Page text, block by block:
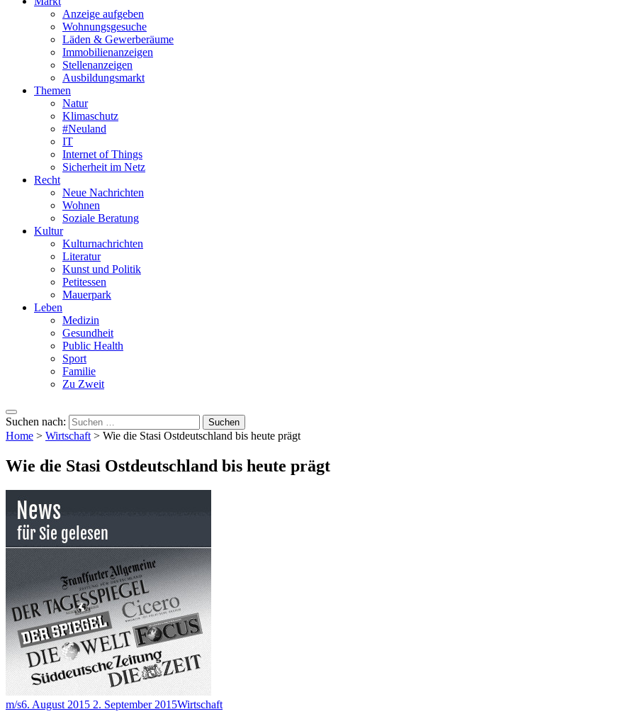
Anzeige aufgeben
Wohnungsgesuche
Läden & Gewerberäume
Immobilienanzeigen
Stellenanzeigen
Ausbildungsmarkt
Themen
Natur
Klimaschutz
#Neuland
IT
Internet of Things
Sicherheit im Netz
Recht
Neue Nachrichten
Wohnen
Soziale Beratung
Kultur
Kulturnachrichten
Literatur
Kunst und Politik
Petitessen
Mauerpark
Leben
Medizin
Gesundheit
Public Health
Sport
Familie
Zu Zweit
Suchen nach:
Home > Wirtschaft> Wie die Stasi Ostdeutschland bis heute prägt
Wie die Stasi Ostdeutschland bis heute prägt
m/s6. August 2015 2. September 2015Wirtschaft